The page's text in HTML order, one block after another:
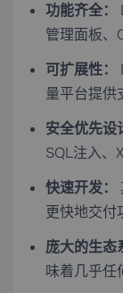
功能齐全：
管理面板、
可扩展性：
量平台提供
安全优先设
SQL注入、
快速开发：
更快地交付
庞大的生态
味着几乎任